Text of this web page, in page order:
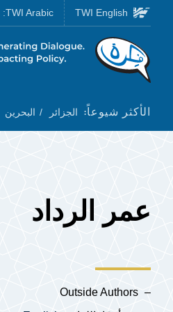
Skip to main content
Homepage
الأكثر شيوعاً: الجزائر البحرين
TWI English
TWI Arabic:
عمر الرداد
Outside Authors